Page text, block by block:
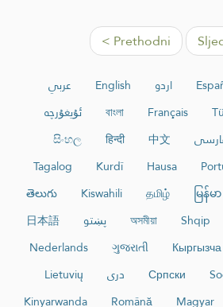
< Prethodni
عربي English اردو
ئۇيغۇرچە
বাংলা Français
සිංහල
हिन्दी 中文
Tagalog
Kurdî Hausa
తెలుగు
Kiswahili தமிழ் မြန်မာ
日本語
پښتو অসমীয়া Shqip
Nederlands
ગુજરાતી Кыргызча
Lietuvių
دری Српски
Kinyarwanda
Română Magyar